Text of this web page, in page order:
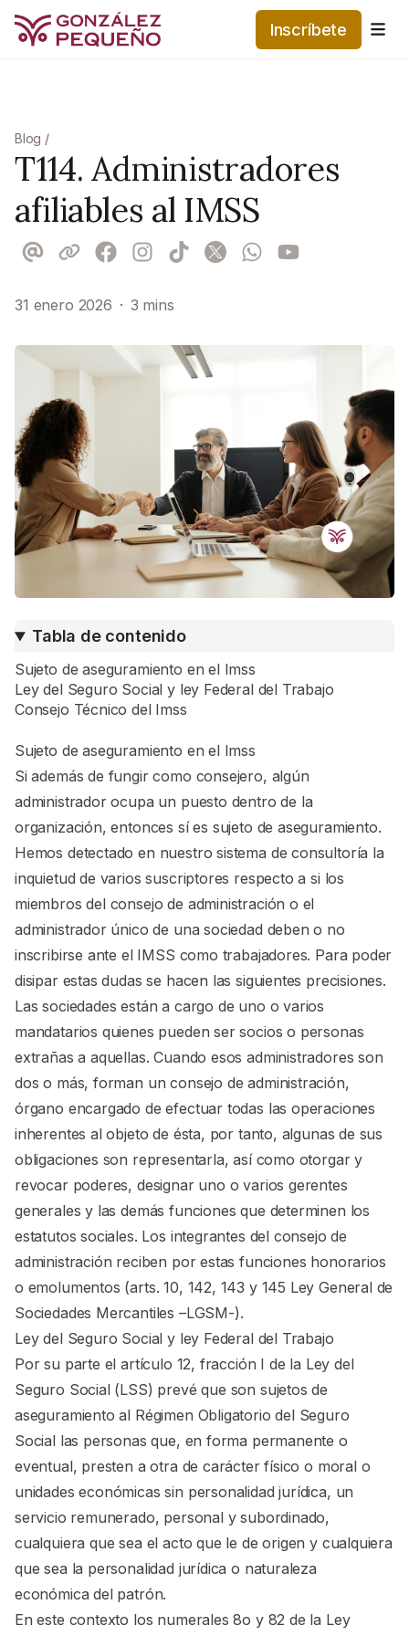
Inscríbete
Blog /
T114. Administradores
afiliables al IMSS
31 enero 2026 · 3 mins
Tabla de contenido
Sujeto de aseguramiento en el Imss
Ley del Seguro Social y ley Federal del Trabajo
Consejo Técnico del Imss
Sujeto de aseguramiento en el Imss
Si además de fungir como consejero, algún
administrador ocupa un puesto dentro de la
organización, entonces sí es sujeto de aseguramiento.
Hemos detectado en nuestro sistema de consultoría la
inquietud de varios suscriptores respecto a si los
miembros del consejo de administración o el
administrador único de una sociedad deben o no
inscribirse ante el IMSS como trabajadores. Para poder
disipar estas dudas se hacen las siguientes precisiones.
Las sociedades están a cargo de uno o varios
mandatarios quienes pueden ser socios o personas
extrañas a aquellas. Cuando esos administradores son
dos o más, forman un consejo de administración,
órgano encargado de efectuar todas las operaciones
inherentes al objeto de ésta, por tanto, algunas de sus
obligaciones son representarla, así como otorgar y
revocar poderes, designar uno o varios gerentes
generales y las demás funciones que determinen los
estatutos sociales. Los integrantes del consejo de
administración reciben por estas funciones honorarios
o emolumentos (arts. 10, 142, 143 y 145 Ley General de
Sociedades Mercantiles –LGSM-).
Ley del Seguro Social y ley Federal del Trabajo
Por su parte el artículo 12, fracción I de la Ley del
Seguro Social (LSS) prevé que son sujetos de
aseguramiento al Régimen Obligatorio del Seguro
Social las personas que, en forma permanente o
eventual, presten a otra de carácter físico o moral o
unidades económicas sin personalidad jurídica, un
servicio remunerado, personal y subordinado,
cualquiera que sea el acto que le de origen y cualquiera
que sea la personalidad jurídica o naturaleza
económica del patrón.
En este contexto los numerales 8o y 82 de la Ley